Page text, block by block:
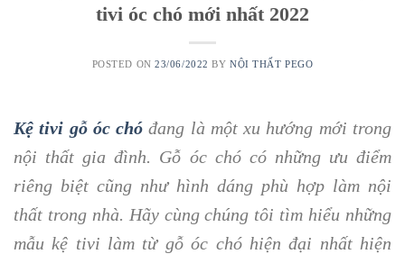
tivi óc chó mới nhất 2022
POSTED ON23/06/2022 BYNỘI THẤT PEGO
Kệ tivi gỗ óc chó đang là một xu hướng mới trong
nội thất gia đình. Gỗ óc chó có những ưu điểm
riêng biệt cũng như hình dáng phù hợp làm nội
thất trong nhà. Hãy cùng chúng tôi tìm hiểu những
mẫu kệ tivi làm từ gỗ óc chó hiện đại nhất hiện